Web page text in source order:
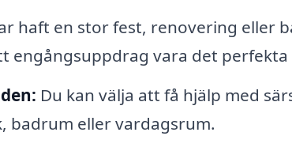
haft en stor fest, renovering eller
engångsuppdrag vara det perfekta
Du kan välja att få hjälp med
badrum eller vardagsrum.